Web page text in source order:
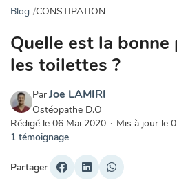
Blog CONSTIPATION
Quelle est la
les toilettes ?
ParJoe LAMIRI
Ostéopathe D.O
Rédigé le 06 Mai 2020 · Mis à jour le
1 témoignage
Partager